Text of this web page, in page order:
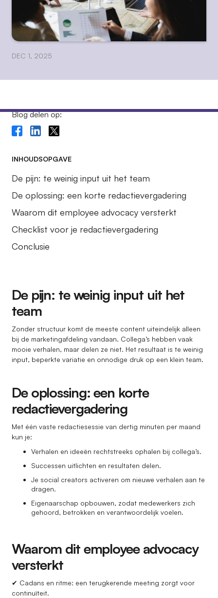
DEC 1, 2025
Blog delen op:
INHOUDSOPGAVE
De pijn: te weinig input uit het team
De oplossing: een korte redactievergadering
Waarom dit employee advocacy versterkt
Checklist voor je redactievergadering
Conclusie
De pijn: te weinig input uit het
team
Zonder structuur komt de meeste content uiteindelijk alleen
bij de marketingafdeling vandaan. Collega’s hebben vaak
mooie verhalen, maar delen ze niet. Het resultaat is te weinig
input, beperkte variatie en onnodige druk op een klein team.
De oplossing: een korte
redactievergadering
Met één vaste redactiesessie van dertig minuten per maand
kun je:
Verhalen en ideeën rechtstreeks ophalen bij collega’s.
Successen uitlichten en resultaten delen.
Je social creators activeren om nieuwe verhalen aan te
dragen.
Eigenaarschap opbouwen, zodat medewerkers zich
gehoord, betrokken en verantwoordelijk voelen.
Waarom dit employee advocacy
versterkt
✔ Cadans en ritme: een terugkerende meeting zorgt voor
continuïteit.